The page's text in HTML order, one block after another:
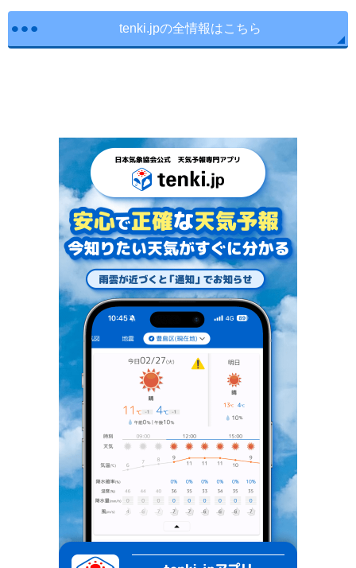
tenki.jpの全情報はこちら